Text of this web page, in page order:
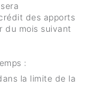
des apports
du mois suivant
:
la limite de la